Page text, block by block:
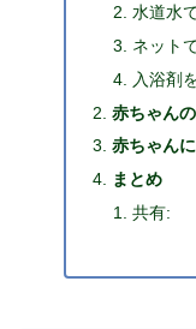
水道水
ネット
入浴剤
赤ちゃん
赤ちゃん
まとめ
共有: